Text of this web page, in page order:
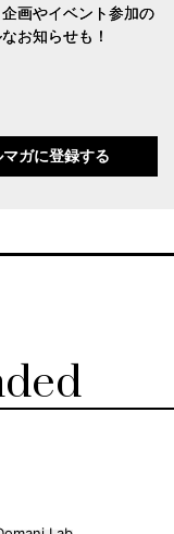
画やイベント参加の
お知らせも！
マガに登録する